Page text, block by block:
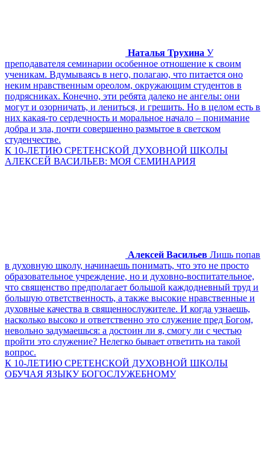
Наталья Трухина У
преподавателя семинарии особенное отношение к своим
ученикам. Вдумываясь в него, полагаю, что питается оно
неким нравственным ореолом, окружающим студентов в
подрясниках. Конечно, эти ребята далеко не ангелы: они
могут и озорничать, и лениться, и грешить. Но в целом есть в
них какая-то сердечность и моральное начало – понимание
добра и зла, почти совершенно размытое в светском
студенчестве.
К 10-ЛЕТИЮ СРЕТЕНСКОЙ ДУХОВНОЙ ШКОЛЫ
АЛЕКСЕЙ ВАСИЛЬЕВ: МОЯ СЕМИНАРИЯ
Алексей Васильев Лишь попав
в духовную школу, начинаешь понимать, что это не просто
образовательное учреждение, но и духовно-воспитательное,
что священство предполагает большой каждодневный труд и
большую ответственность, а также высокие нравственные и
духовные качества в священнослужителе. И когда узнаешь,
насколько высоко и ответственно это служение пред Богом,
невольно задумаешься: а достоин ли я, смогу ли с честью
пройти это служение? Нелегко бывает ответить на такой
вопрос.
К 10-ЛЕТИЮ СРЕТЕНСКОЙ ДУХОВНОЙ ШКОЛЫ
ОБУЧАЯ ЯЗЫКУ БОГОСЛУЖЕБНОМУ